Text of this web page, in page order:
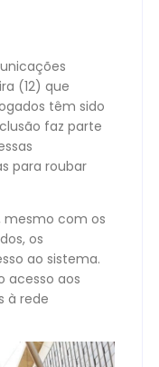
(12) que
têm sido
faz parte
para roubar
mesmo com os
os
ao sistema.
acesso aos
à rede